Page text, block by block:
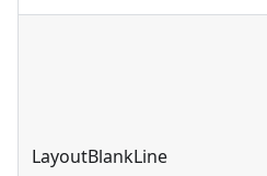
LayoutBlankLine